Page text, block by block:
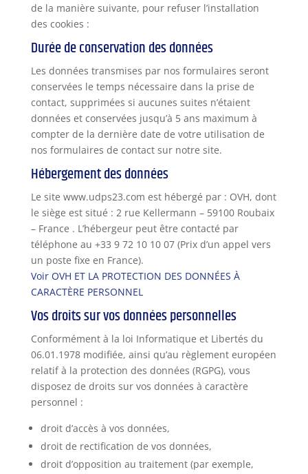
de la manière suivante, pour refuser l’installation
des cookies :
Durée de conservation des données
Les données transmises par nos formulaires seront
conservées le temps nécessaire dans la prise de
contact, supprimées si aucunes suites n’étaient
données et conservées jusqu’à 5 ans maximum à
compter de la dernière date de votre utilisation de
nos formulaires de contact sur notre site.
Hébergement des données
Le site www.udps23.com est hébergé par : OVH, dont
le siège est situé : 2 rue Kellermann – 59100 Roubaix
– France . L’hébergeur peut être contacté par
téléphone au +33 9 72 10 10 07 (Prix d’un appel vers
un poste fixe en France).
Voir OVH ET LA PROTECTION DES DONNÉES À
CARACTÈRE PERSONNEL
Vos droits sur vos données personnelles
Conformément à la loi Informatique et Libertés du
06.01.1978 modifiée, ainsi qu’au règlement européen
relatif à la protection des données (RGPG), vous
disposez de droits sur vos données à caractère
personnel :
droit d’accès à vos données,
droit de rectification de vos données,
droit d’opposition au traitement (par exemple,